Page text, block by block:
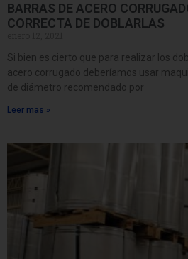
BARRAS DE ACERO
CORRECTA DE DOBLARLAS
Si bien es cierto que para realizar los
acero corrugado deberíamos usar
de diámetro recomendado por
Leer mas »